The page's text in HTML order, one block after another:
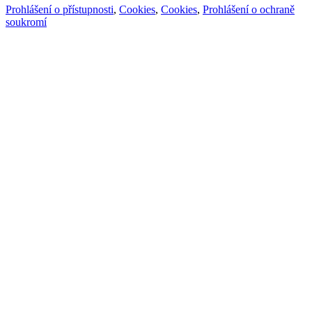
Prohlášení o přístupnosti, Cookies, Cookies, Prohlášení o ochraně
soukromí